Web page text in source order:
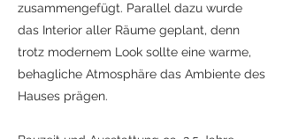
zusammengefügt. Parallel dazu wurde
das Interior aller Räume geplant, denn
trotz modernem Look sollte eine warme,
behagliche Atmosphäre das Ambiente des
Hauses prägen.